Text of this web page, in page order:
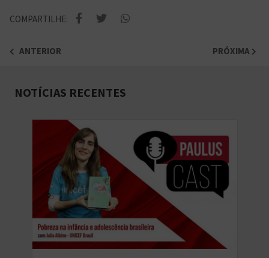
COMPARTILHE:
ANTERIOR PRÓXIMA
NOTÍCIAS RECENTES